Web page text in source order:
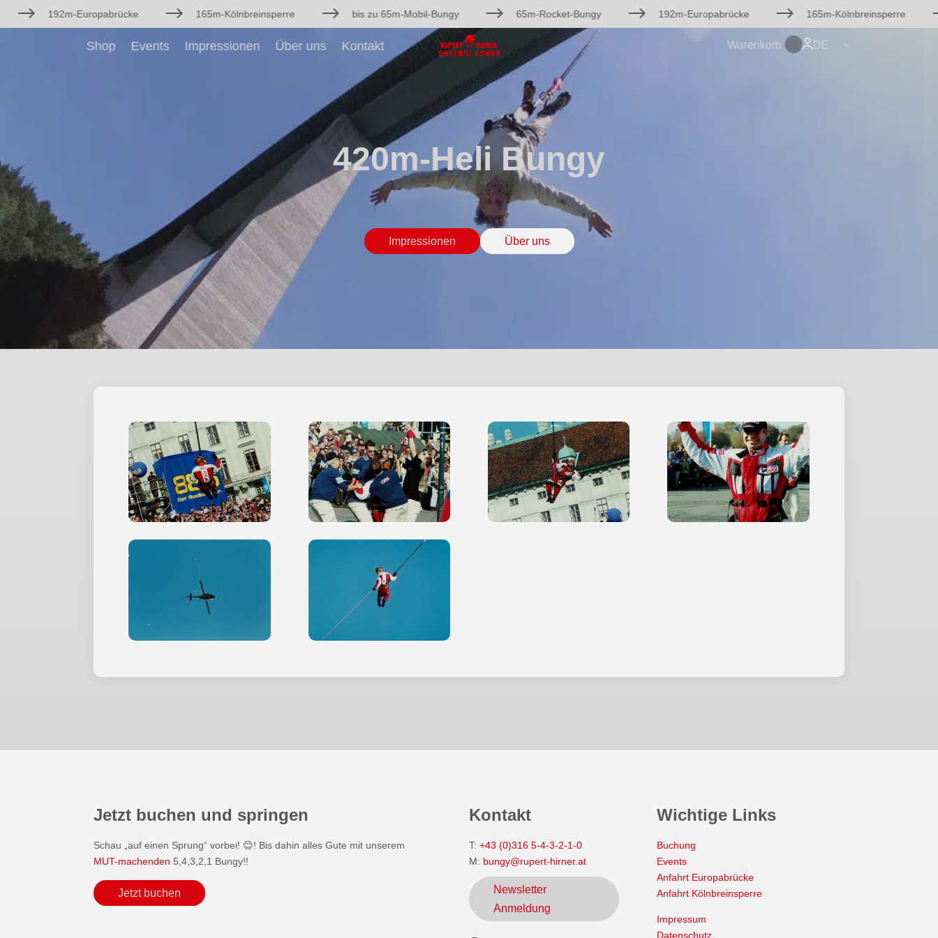
$ 192m-Europabrücke $ 165m-Kölnbreinsperre $ bis zu 65m-Mobil-Bungy $ 65m-Rocket-Bungy $ 192m-Europabrücke $ 165m-Kölnbreinsperre
Shop Events Impressionen Über uns Kontakt Warenkorb DE
420m-Heli Bungy
Impressionen Über uns
Jetzt buchen und springen
Schau „auf einen Sprung“ vorbei! 😊! Bis dahin alles Gute mit unserem
MUT-machenden 5,4,3,2,1 Bungy!!
Jetzt buchen
Kontakt
T: +43 (0)316 5-4-3-2-1-0
M: bungy@rupert-hirner.at
Newsletter
Anmeldung
Wichtige Links
Buchung
Events
Anfahrt Europabrücke
Anfahrt Kölnbreinsperre
Impressum
Datenschutz